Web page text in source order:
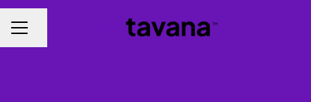
KARRIÄRMENY
Dela sidan